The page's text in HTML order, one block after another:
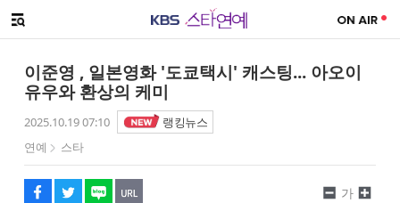
메뉴 열기
이준영 , 일본영화 '도쿄택시' 캐스팅... 아오이
유우와 환상의 케미
2025.10.19 07:10
랭킹뉴스
연예
스타
페이스북
트위터
네이버
URL복사
글씨 작게보기
가
글씨 크게보기
해시태그